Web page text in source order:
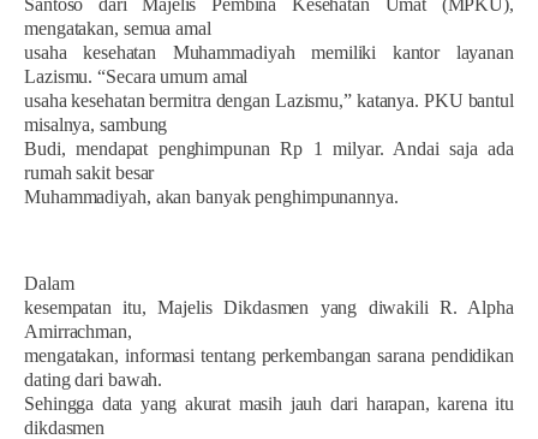
Santoso dari Majelis Pembina Kesehatan Umat (MPKU),
mengatakan, semua amal
usaha kesehatan Muhammadiyah memiliki kantor layanan
Lazismu. “Secara umum amal
usaha kesehatan bermitra dengan Lazismu,” katanya. PKU bantul
misalnya, sambung
Budi, mendapat penghimpunan Rp 1 milyar. Andai saja ada
rumah sakit besar
Muhammadiyah, akan banyak penghimpunannya.
Dalam
kesempatan itu, Majelis Dikdasmen yang diwakili R. Alpha
Amirrachman,
mengatakan, informasi tentang perkembangan sarana pendidikan
dating dari bawah.
Sehingga data yang akurat masih jauh dari harapan, karena itu
dikdasmen